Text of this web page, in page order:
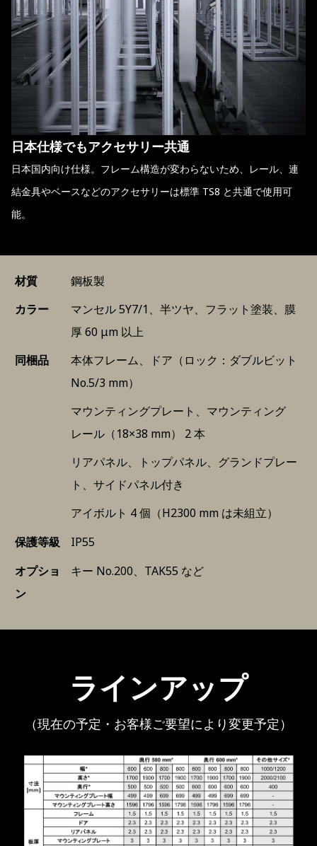
日本仕様でもアクセサリー共通
日本国内向け仕様。フレーム構造が変わらないため、レール、連
結金具やベースなどのアクセサリーは標準 TS8 と共通で使用可
能。
材質
鋼板製
カラー
マンセル 5Y7/1、半ツヤ、フラット塗装、膜
厚 60 μm 以上
同梱品
本体フレーム、ドア（ロック：ダブルビット
No.5/3 mm）
マウンティングプレート、マウンティング
レール（18×38 mm） 2 本
リアパネル、トップパネル、グランドプレー
ト、サイドパネル付き
アイボルト 4 個（H2300 mm は未組立）
保護等級
IP55
オプショ
ン
キー No.200、TAK55 など
ラインアップ
（現在の予定・お客様ご要望により変更予定）